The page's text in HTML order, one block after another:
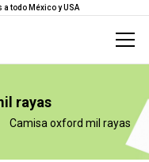
a todo México y USA
rayas
Camisa oxford mil rayas